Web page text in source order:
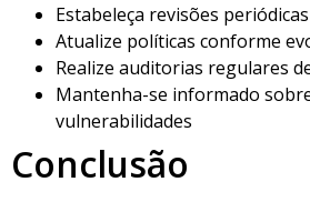
Estabeleça revisões
Atualize políticas conforme
Realize auditorias regulares
Mantenha-se informado
vulnerabilidades
Conclusão